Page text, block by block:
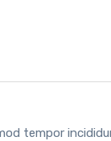
tempor